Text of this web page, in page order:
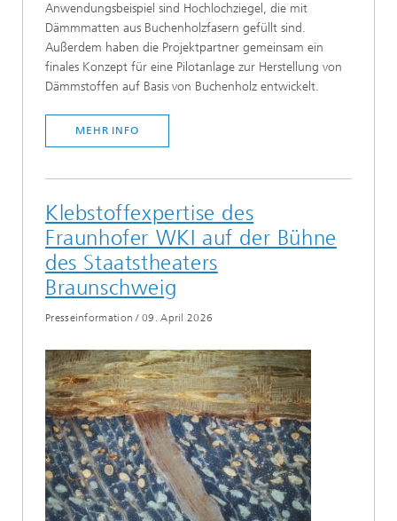
Anwendungsbeispiel sind Hochlochziegel, die mit
Dämmmatten aus Buchenholzfasern gefüllt sind.
Außerdem haben die Projektpartner gemeinsam ein
finales Konzept für eine Pilotanlage zur Herstellung von
Dämmstoffen auf Basis von Buchenholz entwickelt.
MEHR INFO
Klebstoffexpertise des
Fraunhofer WKI auf der Bühne
des Staatstheaters
Braunschweig
Presseinformation /09. April 2026